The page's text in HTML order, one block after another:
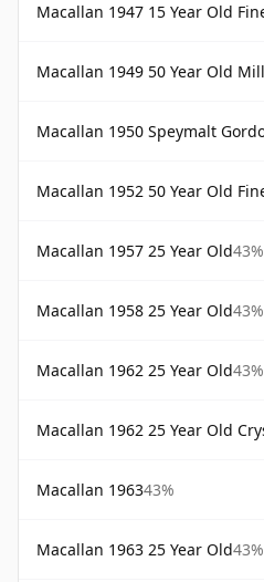
Macallan 1947 15 Year Old
Macallan 1949 50 Year Old
Macallan 1950 Speymalt
Macallan 1952 50 Year Old
Macallan 1957 25 Year Old43%
Macallan 1958 25 Year Old43%
Macallan 1962 25 Year Old43%
Macallan 1962 25 Year Old
Macallan 196343%
Macallan 1963 25 Year Old43%